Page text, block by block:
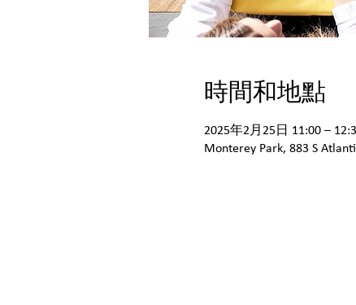
時間和地點
2025年2月25日 11:00 –
Monterey Park, 883 S